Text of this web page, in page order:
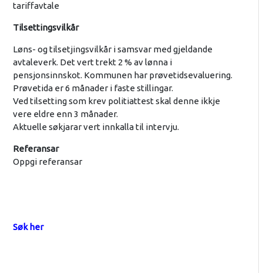
tariffavtale
Tilsettingsvilkår
Løns- og tilsetjingsvilkår i samsvar med gjeldande
avtaleverk. Det vert trekt 2 % av lønna i
pensjonsinnskot. Kommunen har prøvetidsevaluering.
Prøvetida er 6 månader i faste stillingar.
Ved tilsetting som krev politiattest skal denne ikkje
vere eldre enn 3 månader.
Aktuelle søkjarar vert innkalla til intervju.
Referansar
Oppgi referansar
Søk her